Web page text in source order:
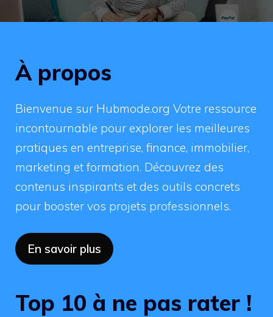
À propos
Bienvenue sur Hubmode.org Votre ressource
incontournable pour explorer les meilleures
pratiques en entreprise, finance, immobilier,
marketing et formation. Découvrez des
contenus inspirants et des outils concrets
pour booster vos projets professionnels.
En savoir plus
Top 10 à ne pas rater !